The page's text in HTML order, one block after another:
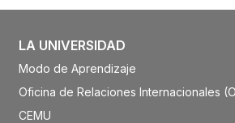
LA UNIVERSIDAD
Modo de Aprendizaje
Oficina de Relaciones Internacionales
CEMU